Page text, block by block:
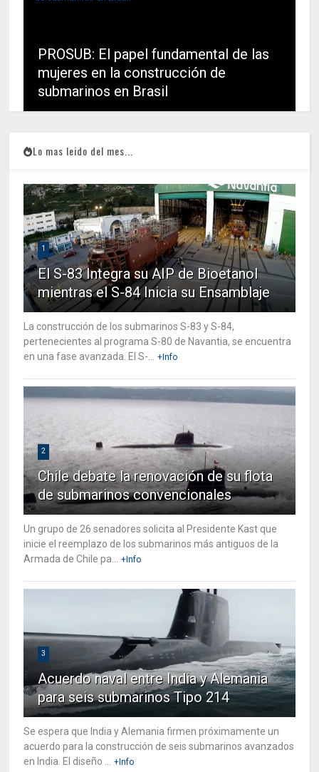
PROSUB: El papel fundamental de las
mujeres en la construcción de
submarinos en Brasil
Lo mas leido del mes...
1
El S-83 Integra su AIP de Bioetanol
mientras el S-84 Inicia su Ensamblaje
La construcción de los submarinos S-83 y S-84,
pertenecientes al programa S-80 de Navantia, se encuentra
en una fase avanzada. El S-...
+Info
2
Chile debate la renovación de su flota
de submarinos convencionales
Un grupo de 26 senadores solicita al Presidente Kast que
inicie el reemplazo de los submarinos más antiguos de la
Armada de Chile pa...
+Info
3
Acuerdo naval entre India y Alemania
para seis submarinos Tipo 214
Se espera que India y Alemania firmen próximamente un
acuerdo para la construcción de seis submarinos avanzados
en India. El diseño ...
+Info